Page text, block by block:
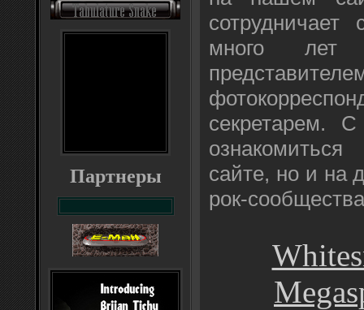
Партнеры
много лет
секретарем.
сайте, но и на
рок-